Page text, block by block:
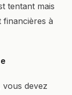
tentant mais
financières à
devez